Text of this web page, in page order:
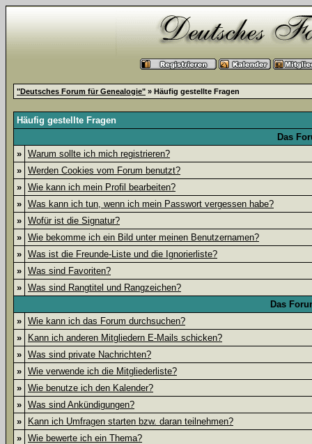
"Deutsches Forum für Genealogie" » Häufig gestellte Fragen
Häufig gestellte Fragen
Das
» Warum sollte ich mich registrieren?
» Werden Cookies vom Forum benutzt?
» Wie kann ich mein Profil bearbeiten?
» Was kann ich tun, wenn ich mein Passwort vergessen habe?
» Wofür ist die Signatur?
» Wie bekomme ich ein Bild unter meinen Benutzernamen?
» Was ist die Freunde-Liste und die Ignorierliste?
» Was sind Favoriten?
» Was sind Rangtitel und Rangzeichen?
Das
» Wie kann ich das Forum durchsuchen?
»
Kann ich anderen Mitgliedern E-Mails schicken?
» Was sind private Nachrichten?
» Wie verwende ich die Mitgliederliste?
» Wie benutze ich den Kalender?
» Was sind Ankündigungen?
»
Kann ich Umfragen starten bzw. daran teilnehmen?
» Wie bewerte ich ein Thema?